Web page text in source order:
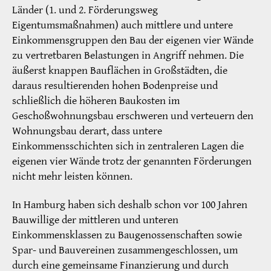
Länder (1. und 2. Förderungsweg
Eigentumsmaßnahmen) auch mittlere und untere
Einkommensgruppen den Bau der eigenen vier Wände
zu vertretbaren Belastungen in Angriff nehmen. Die
äußerst knappen Bauflächen in Großstädten, die
daraus resultierenden hohen Bodenpreise und
schließlich die höheren Baukosten im
Geschoßwohnungsbau erschweren und verteuern den
Wohnungsbau derart, dass untere
Einkommensschichten sich in zentraleren Lagen die
eigenen vier Wände trotz der genannten Förderungen
nicht mehr leisten können.
In Hamburg haben sich deshalb schon vor 100 Jahren
Bauwillige der mittleren und unteren
Einkommensklassen zu Baugenossenschaften sowie
Spar- und Bauvereinen zusammengeschlossen, um
durch eine gemeinsame Finanzierung und durch